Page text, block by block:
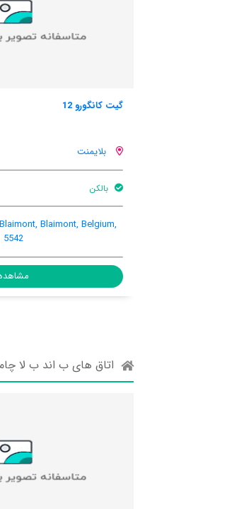
زن-یت
اتاق های ب اند ب لا